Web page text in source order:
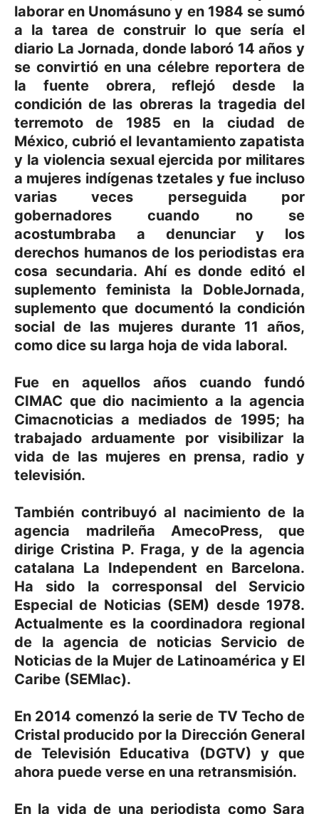
laborar en Unomásuno y en 1984 se sumó
a la tarea de construir lo que sería el
diario La Jornada, donde laboró 14 años y
se convirtió en una célebre reportera de
la fuente obrera, reflejó desde la
condición de las obreras la tragedia del
terremoto de 1985 en la ciudad de
México, cubrió el levantamiento zapatista
y la violencia sexual ejercida por militares
a mujeres indígenas tzetales y fue incluso
varias veces perseguida por
gobernadores cuando no se
acostumbraba a denunciar y los
derechos humanos de los periodistas era
cosa secundaria. Ahí es donde editó el
suplemento feminista la DobleJornada,
suplemento que documentó la condición
social de las mujeres durante 11 años,
como dice su larga hoja de vida laboral.
Fue en aquellos años cuando fundó
CIMAC que dio nacimiento a la agencia
Cimacnoticias a mediados de 1995; ha
trabajado arduamente por visibilizar la
vida de las mujeres en prensa, radio y
televisión.
También contribuyó al nacimiento de la
agencia madrileña AmecoPress, que
dirige Cristina P. Fraga, y de la agencia
catalana La Independent en Barcelona.
Ha sido la corresponsal del Servicio
Especial de Noticias (SEM) desde 1978.
Actualmente es la coordinadora regional
de la agencia de noticias Servicio de
Noticias de la Mujer de Latinoamérica y El
Caribe (SEMlac).
En 2014 comenzó la serie de TV Techo de
Cristal producido por la Dirección General
de Televisión Educativa (DGTV) y que
ahora puede verse en una retransmisión.
En la vida de una periodista como Sara